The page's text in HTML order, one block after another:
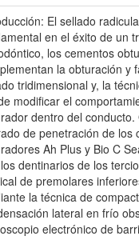
El sellado
en el éxito de un
los cementos
la obturación y
tridimensional y, la
modificar el
dentro del
de penetración de los
Ah Plus y Bio C
dentinarios de los
de premolares
la técnica de
lateral en frío
electrónico de